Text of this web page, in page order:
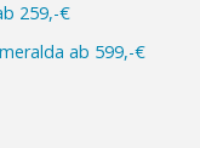
259,-€
ab 599,-€